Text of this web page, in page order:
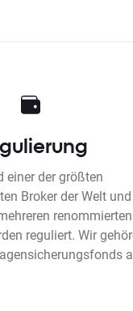
einer der größten
Broker der Welt und
renommierten
reguliert. Wir